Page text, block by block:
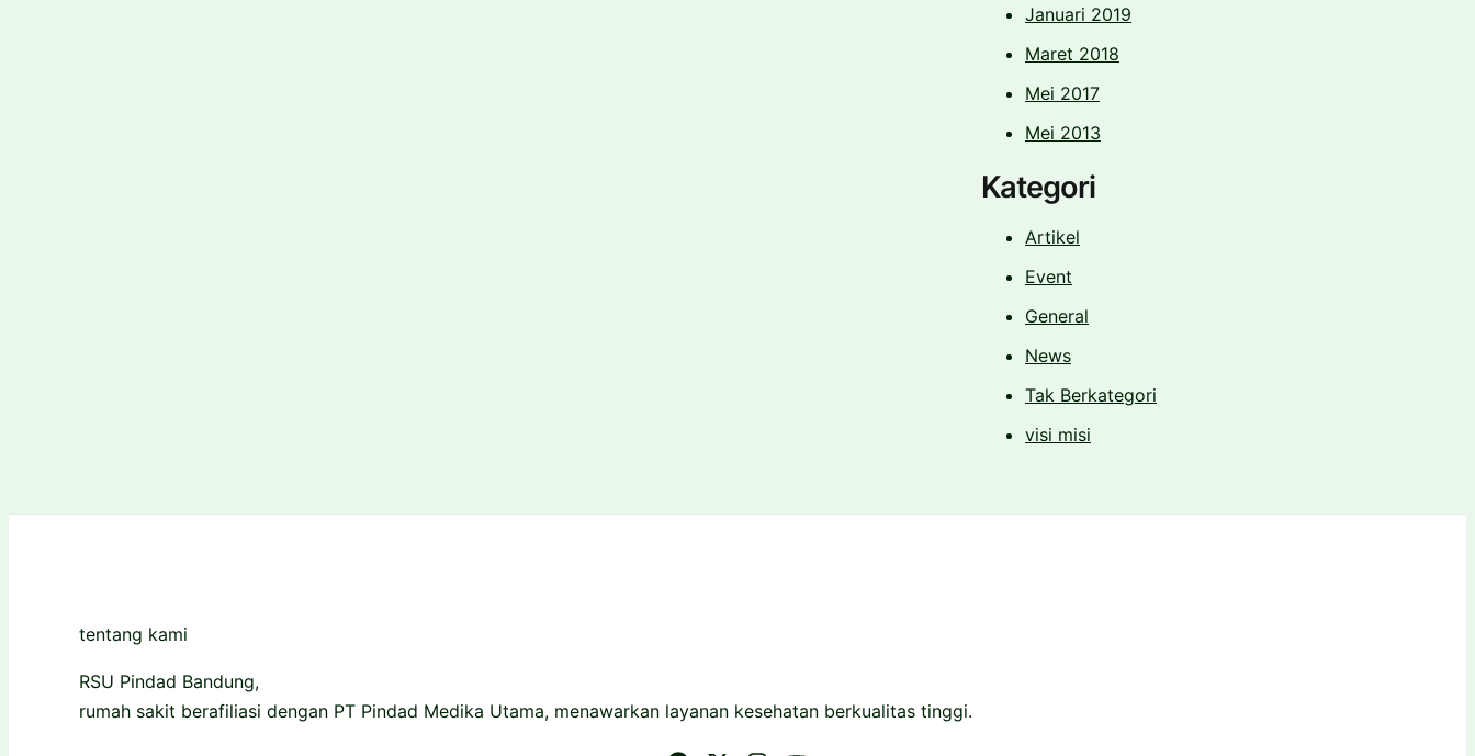
Januari 2019
Maret 2018
Mei 2017
Mei 2013
Kategori
Artikel
Event
General
News
Tak Berkategori
visi misi
tentang kami
RSU Pindad Bandung,
rumah sakit berafiliasi dengan PT Pindad Medika Utama, menawarkan layanan kesehatan berkualitas tinggi.